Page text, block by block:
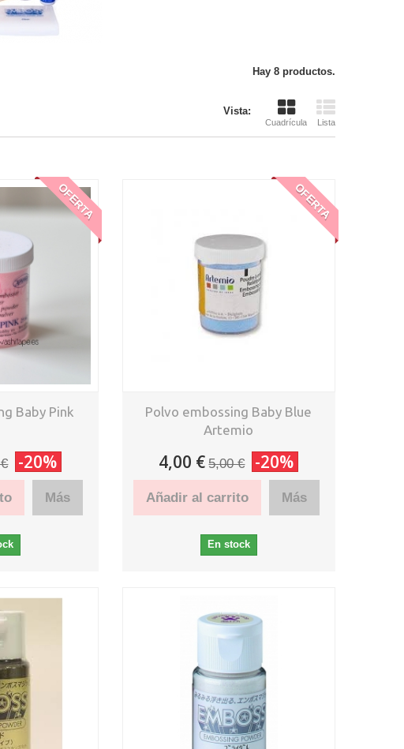
Hay 8 productos.
Vista:
Cuadrícula Lista
OFERTA
Baby Pink
-20%
Más
OFERTA
Polvo embossing Baby Blue
Artemio
4,00 € 5,00 € -20%
Añadir al carrito Más
En stock